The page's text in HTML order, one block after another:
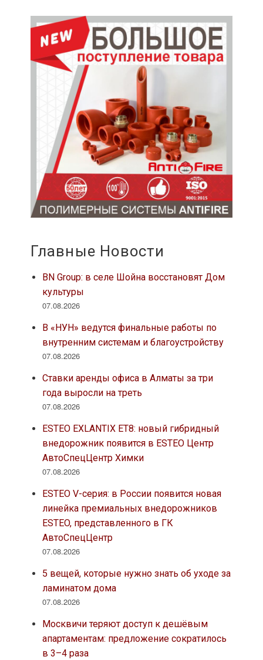
Главные Новости
BN Group: в селе Шойна восстановят Дом
культуры
07.08.2026
В «НУН» ведутся финальные работы по
внутренним системам и благоустройству
07.08.2026
Ставки аренды офиса в Алматы за три
года выросли на треть
07.08.2026
ESTEO EXLANTIX ET8: новый гибридный
внедорожник появится в ESTEO Центр
АвтоСпецЦентр Химки
07.08.2026
ESTEO V-серия: в России появится новая
линейка премиальных внедорожников
ESTEO, представленного в ГК
АвтоСпецЦентр
07.08.2026
5 вещей, которые нужно знать об уходе за
ламинатом дома
07.08.2026
Москвичи теряют доступ к дешёвым
апартаментам: предложение сократилось
в 3–4 раза